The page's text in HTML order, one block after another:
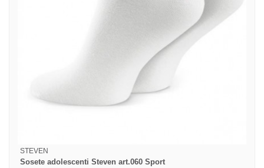
STEVEN
Sosete adolescenti Steven art.060 Sport